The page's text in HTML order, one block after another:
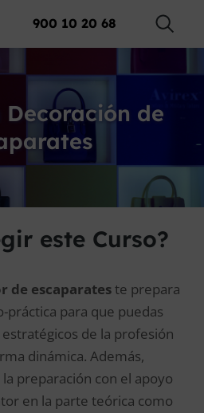
900 10 20 68
Decoración de
este Curso?
de escaparateste prepara
práctica para que puedas
de la profesión
dinámica. Además,
preparación con el apoyo
en la parte teórica como